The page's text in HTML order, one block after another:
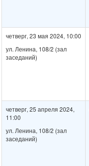
четверг, 23 мая 2024, 10:00
ул. Ленина, 108/2 (зал
заседаний)
четверг, 25 апреля 2024,
11:00
ул. Ленина, 108/2 (зал
заседаний)